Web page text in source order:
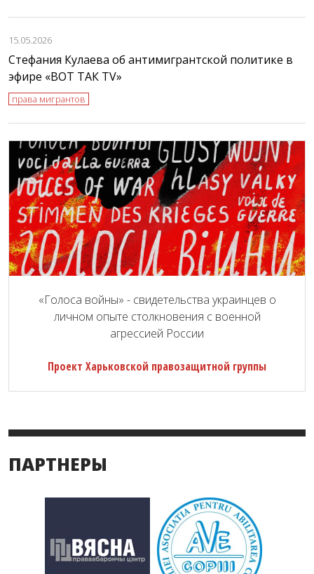
15.05.2026
Стефания Кулаева об антимигрантской политике в
эфире «ВОТ ТАК TV»
права мигрантов
«Голоса войны» - свидетельства украинцев о
личном опыте столкновения с военной
агрессией России
Проект Харьковской правозащитной группы
ПАРТНЕРЫ